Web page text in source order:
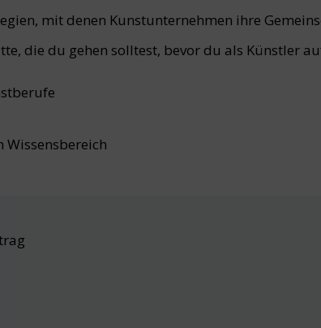
mit denen Kunstunternehmen ihre
die du gehen solltest, bevor du als Künstler
Wissensbereich